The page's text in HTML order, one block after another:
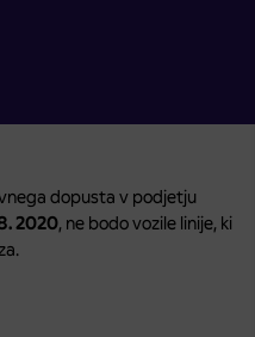
dopusta v podjetju
2020, ne bodo vozile linije, ki